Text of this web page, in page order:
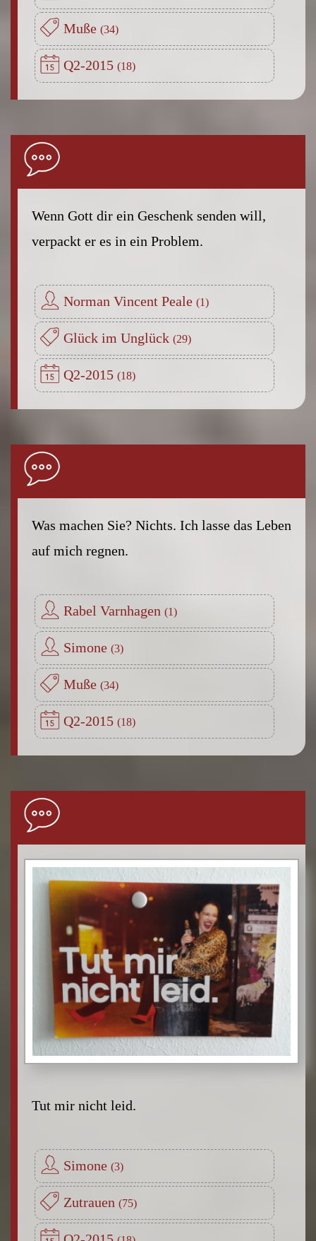
Muße
Q2-2015
Wenn Gott dir ein Geschenk senden will,
verpackt er es in ein Problem.
Norman Vincent Peale
Glück im Unglück
Q2-2015
Was machen Sie? Nichts. Ich lasse das Leben
auf mich regnen.
Rabel Varnhagen
Simone
Muße
Q2-2015
Tut mir nicht leid.
Simone
Zutrauen